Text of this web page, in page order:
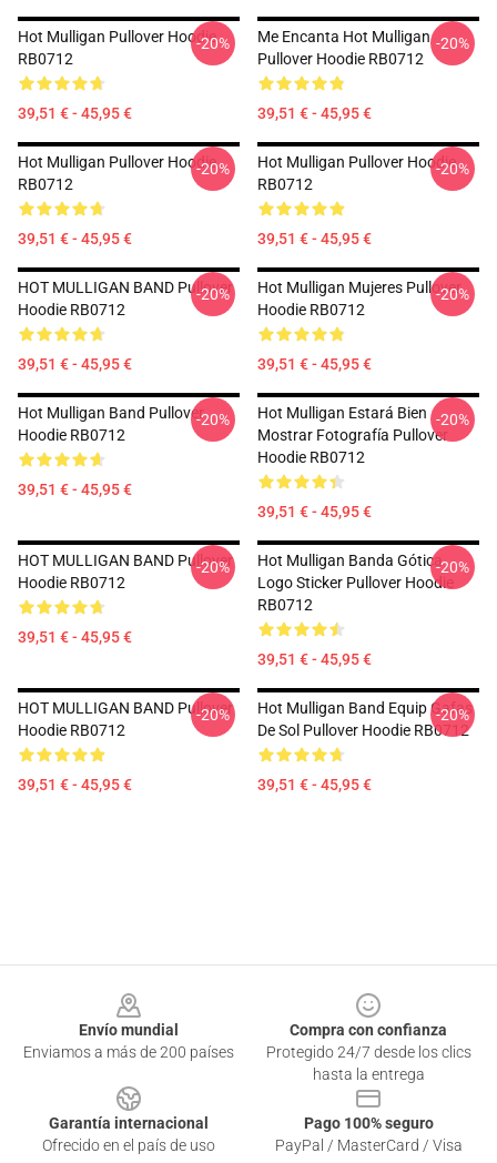
Hot Mulligan Pullover Hoodie
RB0712
39,51 € - 45,95 €
-20%
Me Encanta Hot Mulligan
Pullover Hoodie RB0712
39,51 € - 45,95 €
-20%
Hot Mulligan Pullover Hoodie
RB0712
39,51 € - 45,95 €
-20%
Hot Mulligan Pullover Hoodie
RB0712
39,51 € - 45,95 €
-20%
HOT MULLIGAN BAND Pullover
Hoodie RB0712
39,51 € - 45,95 €
-20%
Hot Mulligan Mujeres Pullover
Hoodie RB0712
39,51 € - 45,95 €
-20%
Hot Mulligan Band Pullover
Hoodie RB0712
39,51 € - 45,95 €
-20%
Hot Mulligan Estará Bien
Mostrar Fotografía Pullover
Hoodie RB0712
39,51 € - 45,95 €
-20%
HOT MULLIGAN BAND Pullover
Hoodie RB0712
39,51 € - 45,95 €
-20%
Hot Mulligan Banda Gótica
Logo Sticker Pullover Hoodie
RB0712
39,51 € - 45,95 €
-20%
HOT MULLIGAN BAND Pullover
Hoodie RB0712
39,51 € - 45,95 €
-20%
Hot Mulligan Band Equip Gafas
De Sol Pullover Hoodie RB0712
39,51 € - 45,95 €
-20%
Envío mundial
Enviamos a más de 200 países
Compra con confianza
Protegido 24/7 desde los clics
hasta la entrega
Garantía internacional
Ofrecido en el país de uso
Pago 100% seguro
PayPal / MasterCard / Visa